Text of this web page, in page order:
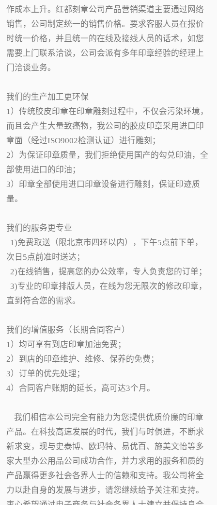
作成本上升。红都刻章公司产品营销渠道主要通过网络
销售，公司制定统一的销售价格。要求客服人员在报价
时统一价格，并且统一的在线及接线人员的话术，如您
需要上门联系洽谈，公司会派有多年印章经验的经理上
门洽谈业务。
我们的生产加工更环保
1）传统胶皮印章在印章雕刻过程中，不仅会污染环境，
而且会产生大量致癌物，我公司的胶皮印章采用进口印
章面（经过ISO9002检测认证）进行雕刻；
2）为保证印章质量，我们拒绝使用国产的勾兑印油，全
部使用进口的印油；
3）印章全部使用进口印章设备进行雕刻，保证印迹质
量。
我们的服务更专业
1)免费取送（限北京市四环以内），下午5点前下单，
次日5点前准时送达；
2)在线销售，提高您的办公效率，专人负责您的订单；
3)专业的印章排版人员，在线为您无限次的修改印章，
直到符合您的需求。
我们的增值服务（长期合同客户）
1）均可享有到店印章加油免费；
2）到店的印章维护、维修、保养的免费；
3）订单的优先处理；
4）合同客户账期的延长，高可达3个月。
我们相信本公司完全有能力为您提供优质价廉的印章
产品。在科技高速发展的时代，我们与时俱进，不断求
新求变，现与史泰博、欧玛特、易优百、施美文怡等多
家大型办公用品公司成功合作，并力求用的服务和质的
产品赢得更多社会各界人士的信赖和支持。我公司将全
力以赴自身的发展与进步，请您继续给予关注和支持。